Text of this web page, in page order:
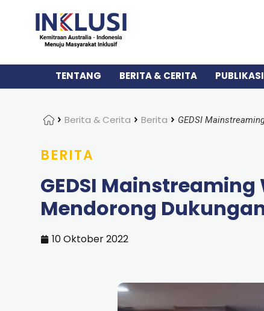
TENTANG BERITA & CERITA PUBLIKASI
HomeBerita & Cerita Berita
BERITA
GEDSI
Mendorong
10 Oktober 2022